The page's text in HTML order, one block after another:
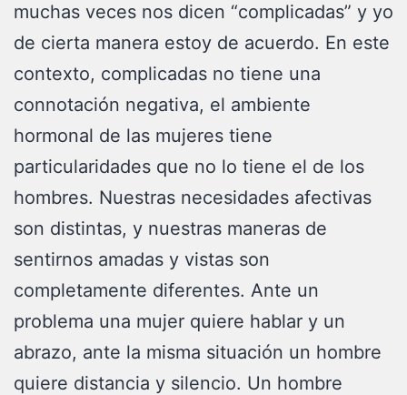
muchas veces nos dicen “complicadas” y yo
de cierta manera estoy de acuerdo. En este
contexto, complicadas no tiene una
connotación negativa, el ambiente
hormonal de las mujeres tiene
particularidades que no lo tiene el de los
hombres. Nuestras necesidades afectivas
son distintas, y nuestras maneras de
sentirnos amadas y vistas son
completamente diferentes. Ante un
problema una mujer quiere hablar y un
abrazo, ante la misma situación un hombre
quiere distancia y silencio. Un hombre